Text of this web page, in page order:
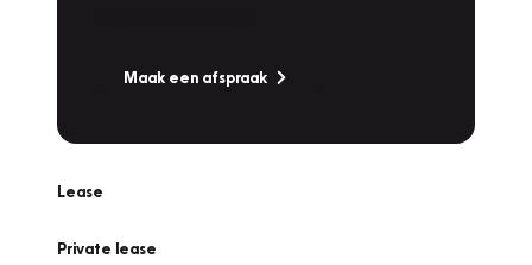
Maak een afspraak
Lease
Private lease